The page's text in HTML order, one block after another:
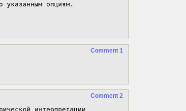
указанным опциям.
Comment 1
Comment 2
интерпретации